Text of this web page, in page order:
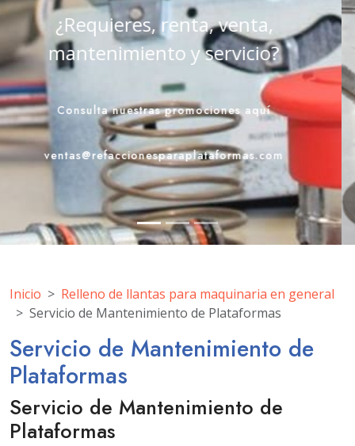
En Eskala tenemos la mejor solución
en plataformas elevadoras
Contáctenos
ventas@refaccionesparaplataformas.com
Inicio
Relleno de llantas para maquinaria en general
Servicio de Mantenimiento de Plataformas
Servicio de Mantenimiento de
Plataformas
Servicio de Mantenimiento de
Plataformas